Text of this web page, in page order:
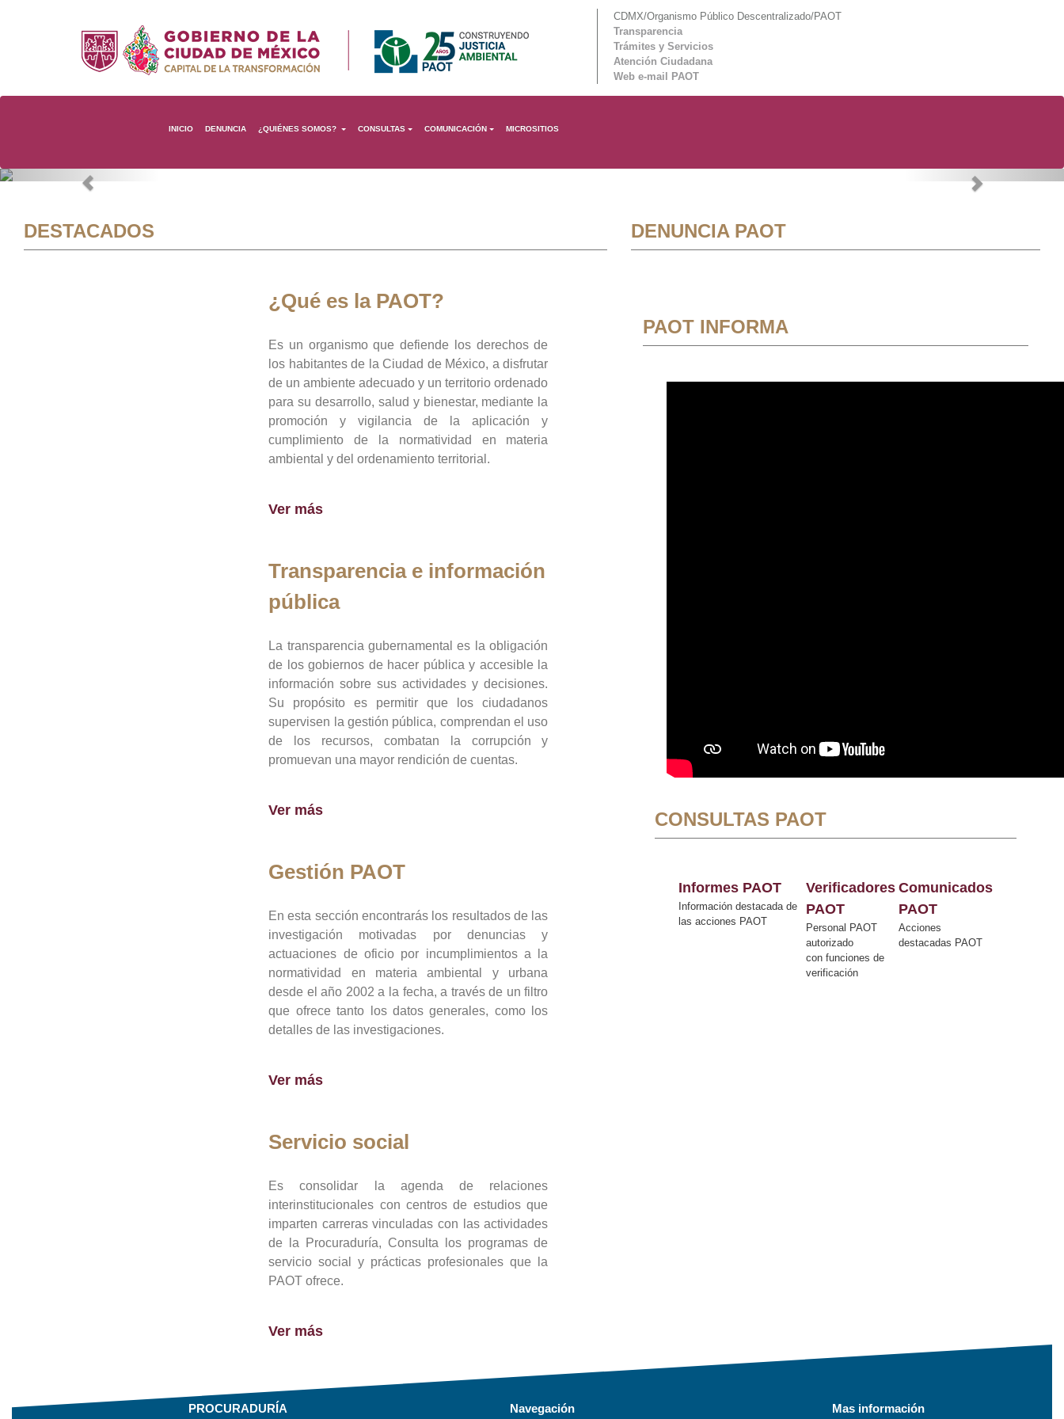
CDMX/Organismo Público Descentralizado/PAOT
Transparencia
Trámites y Servicios
Atención Ciudadana
Web e-mail PAOT
INICIO DENUNCIA ¿QUIÉNES SOMOS? CONSULTAS COMUNICACIÓN MICROSITIOS
Previous Next
DESTACADOS
¿Qué es la PAOT?
Es un organismo que defiende los derechos de
los habitantes de la Ciudad de México, a disfrutar
de un ambiente adecuado y un territorio ordenado
para su desarrollo, salud y bienestar, mediante la
promoción y vigilancia de la aplicación y
cumplimiento de la normatividad en materia
ambiental y del ordenamiento territorial.
Ver más
Transparencia e información
pública
La transparencia gubernamental es la obligación
de los gobiernos de hacer pública y accesible la
información sobre sus actividades y decisiones.
Su propósito es permitir que los ciudadanos
supervisen la gestión pública, comprendan el uso
de los recursos, combatan la corrupción y
promuevan una mayor rendición de cuentas.
Ver más
Gestión PAOT
En esta sección encontrarás los resultados de las
investigación motivadas por denuncias y
actuaciones de oficio por incumplimientos a la
normatividad en materia ambiental y urbana
desde el año 2002 a la fecha, a través de un filtro
que ofrece tanto los datos generales, como los
detalles de las investigaciones.
Ver más
Servicio social
Es consolidar la agenda de relaciones
interinstitucionales con centros de estudios que
imparten carreras vinculadas con las actividades
de la Procuraduría, Consulta los programas de
servicio social y prácticas profesionales que la
PAOT ofrece.
Ver más
DENUNCIA PAOT
PAOT INFORMA
CONSULTAS PAOT
Informes PAOT
Información destacada de
las acciones PAOT
Verificadores
PAOT
Personal PAOT
autorizado
con funciones de
verificación
Comunicados
PAOT
Acciones
destacadas PAOT
PROCURADURÍA Navegación Mas información